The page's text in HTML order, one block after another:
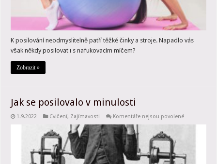
K posilování neodmyslitelně patří těžké činky a stroje. Napadlo vás
však někdy posilovat i s nafukovacím míčem?
Zobrazit »
Jak se posilovalo v minulosti
1.9.2022 Cvičení, Zajímavosti Komentáře nejsou povolenéu
posilovalo
v